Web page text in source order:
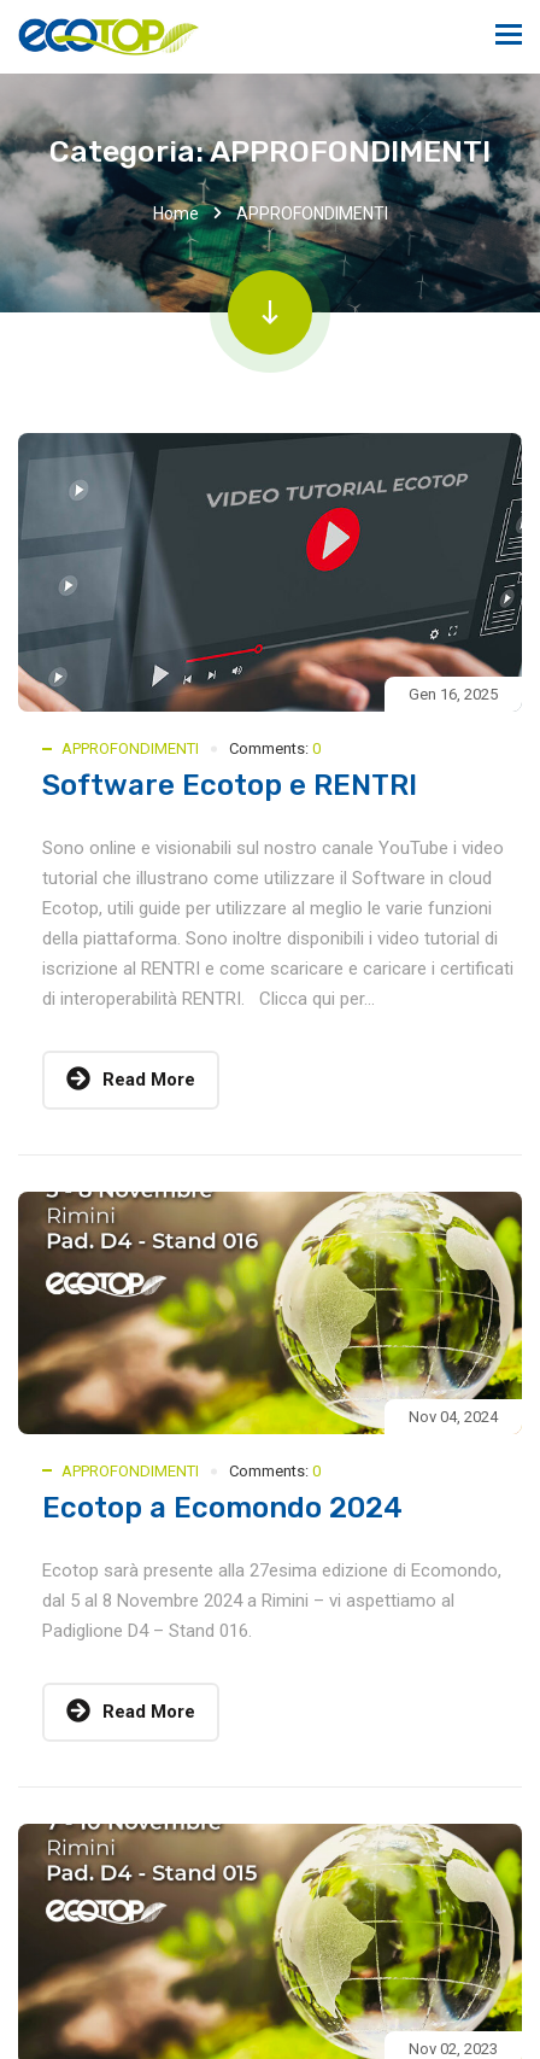
Categoria:APPROFONDIMENTI
Home APPROFONDIMENTI
Gen 16, 2025
APPROFONDIMENTI Comments: 0
Software Ecotop e RENTRI
Sono online e visionabili sul nostro canale YouTube i video
tutorial che illustrano come utilizzare il Software in cloud
Ecotop, utili guide per utilizzare al meglio le varie funzioni
della piattaforma. Sono inoltre disponibili i video tutorial di
iscrizione al RENTRI e come scaricare e caricare i certificati
di interoperabilità RENTRI. Clicca qui per...
Read More
Nov 04, 2024
APPROFONDIMENTI Comments: 0
Ecotop a Ecomondo 2024
Ecotop sarà presente alla 27esima edizione di Ecomondo,
dal 5 al 8 Novembre 2024 a Rimini – vi aspettiamo al
Padiglione D4 – Stand 016.
Read More
Nov 02, 2023